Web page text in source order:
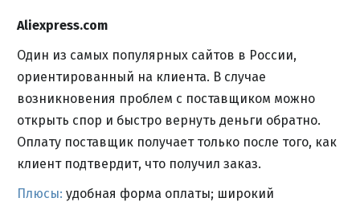
Aliexpress.com
Один из самых популярных сайтов в России,
ориентированный на клиента. В случае
возникновения проблем с поставщиком можно
открыть спор и быстро вернуть деньги обратно.
Оплату поставщик получает только после того, как
клиент подтвердит, что получил заказ.
Плюсы: удобная форма оплаты; широкий